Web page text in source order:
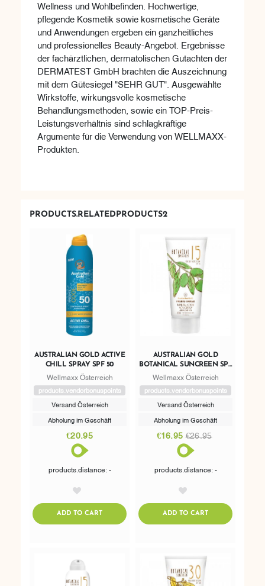
Wellness und Wohlbefinden. Hochwertige,
pflegende Kosmetik sowie kosmetische Geräte
und Anwendungen ergeben ein ganzheitliches
und professionelles Beauty-Angebot. Ergebnisse
der fachärztlichen, dermatolischen Gutachten der
DERMATEST GmbH brachten die Auszeichnung
mit dem Gütesiegel "SEHR GUT". Ausgewählte
Wirkstoffe, wirkungsvolle kosmetische
Behandlungsmethoden, sowie ein TOP-Preis-
Leistungsverhältnis sind schlagkräftige
Argumente für die Verwendung von WELLMAXX-
Produkten.
PRODUCTS.RELATEDPRODUCTS2
AUSTRALIAN GOLD ACTIVE
CHILL SPRAY SPF 50
Wellmaxx Österreich
products.vendorbonuspoints
Versand Österreich
Abholung im Geschäft
€20.95
products.distance: -
ADD TO CARTADDTOCART
AUSTRALIAN GOLD
BOTANICAL SUNCREEN SPF
15 MINERAL LOTION
Wellmaxx Österreich
products.vendorbonuspoints
Versand Österreich
Abholung im Geschäft
€16.95 €26.95
products.distance: -
ADD TO CARTADDTOCART